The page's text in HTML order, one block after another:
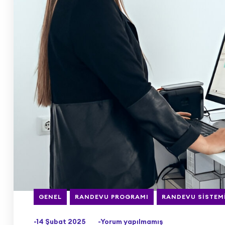
GENEL RANDEVU PROGRAMI RANDEVU
-14 Şubat 2025 -Yorum yapılmamış